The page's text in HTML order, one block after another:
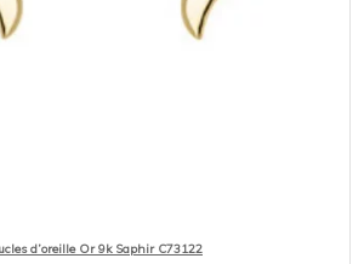
d’oreille Or 9k Saphir C73122